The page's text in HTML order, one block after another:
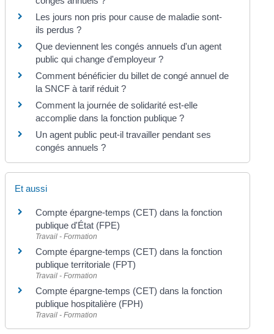
Les jours non pris pour cause de maladie sont-
ils perdus ?
Que deviennent les congés annuels d'un agent
public qui change d'employeur ?
Comment bénéficier du billet de congé annuel de
la SNCF à tarif réduit ?
Comment la journée de solidarité est-elle
accomplie dans la fonction publique ?
Un agent public peut-il travailler pendant ses
congés annuels ?
Et aussi
Compte épargne-temps (CET) dans la fonction
publique d'État (FPE)
Travail - Formation
Compte épargne-temps (CET) dans la fonction
publique territoriale (FPT)
Travail - Formation
Compte épargne-temps (CET) dans la fonction
publique hospitalière (FPH)
Travail - Formation